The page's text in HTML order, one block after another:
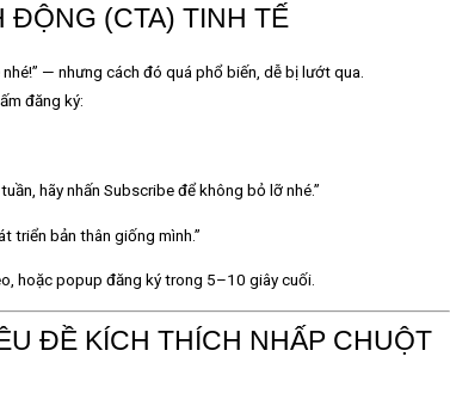
ĐỘNG (CTA) TINH TẾ
— nhưng cách đó quá phổ biến, dễ bị lướt qua.
đăng ký:
hãy nhấn Subscribe để không bỏ lỡ nhé.”
triển bản thân giống mình.”
hoặc popup đăng ký trong 5–10 giây cuối.
ĐỀ KÍCH THÍCH NHẤP CHUỘT